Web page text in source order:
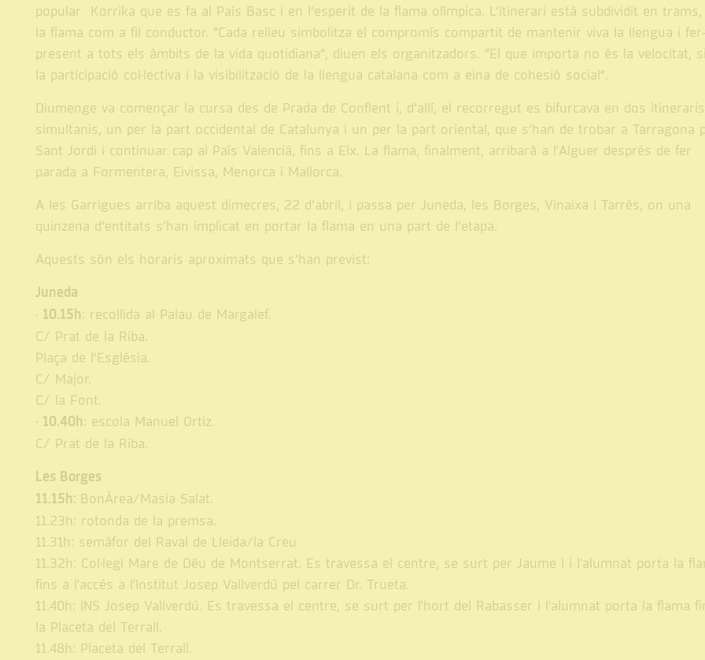
popular Korrika que es fa al País Basc i en l’esperit de la flama olímpica. L’itinerari està subdividit en trams,
la flama com a fil conductor. “Cada relleu simbolitza el compromís compartit de mantenir viva la llengua i
present a tots els àmbits de la vida quotidiana”, diuen els organitzadors. “El que importa no és la velocitat,
la participació col·lectiva i la visibilització de la llengua catalana com a eina de cohesió social”.
Diumenge va començar la cursa des de Prada de Conflent i, d’allí, el recorregut es bifurcava en dos itineraris
simultanis, un per la part occidental de Catalunya i un per la part oriental, que s’han de trobar a Tarragona
Sant Jordi i continuar cap al País Valencià, fins a Elx. La flama, finalment, arribarà a l'Alguer després de fer
parada a Formentera, Eivissa, Menorca i Mallorca.
A les Garrigues arriba aquest dimecres, 22 d’abril, i passa per Juneda, les Borges, Vinaixa i Tarrés, on una
quinzena d’entitats s’han implicat en portar la flama en una part de l’etapa.
Aquests són els horaris aproximats que s’han previst:
Juneda
· 10.15h: recollida al Palau de Margalef.
C/ Prat de la Riba.
Plaça de l’Església.
C/ Major.
C/ la Font.
· 10.40h: escola Manuel Ortiz.
C/ Prat de la Riba.
Les Borges
11.15h: BonÀrea/Masia Salat.
11.23h: rotonda de la premsa.
11.31h: semàfor del Raval de Lleida/la Creu
11.32h: Col·legi Mare de Déu de Montserrat. Es travessa el centre, se surt per Jaume I i l'alumnat porta la
fins a l'accés a l'Institut Josep Vallverdú pel carrer Dr. Trueta.
11.40h: INS Josep Vallverdú. Es travessa el centre, se surt per l'hort del Rabasser i l'alumnat porta la flama
la Placeta del Terrall.
11.48h: Placeta del Terrall.